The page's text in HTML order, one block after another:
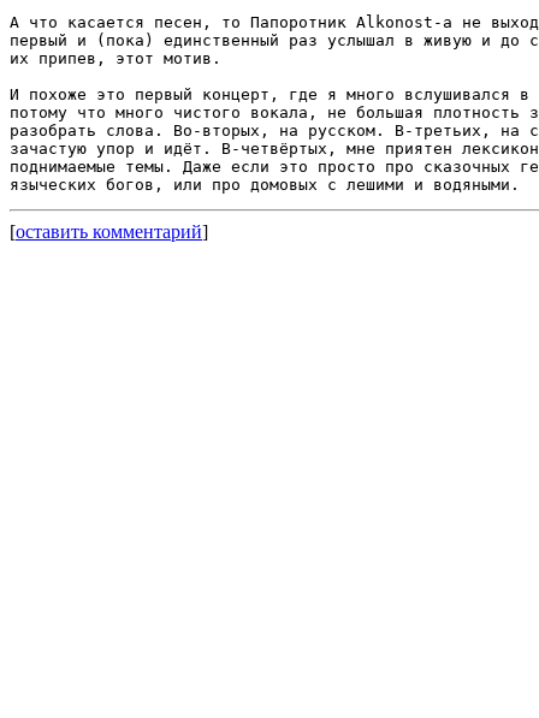
А что касается песен, то Папоротник Alkonost-а не
первый и (пока) единственный раз услышал в живую и до
их припев, этот мотив.
И похоже это первый концерт, где я много вслушивался
потому что много чистого вокала, не большая плотность
разобрать слова. Во-вторых, на русском. В-третьих, на
зачастую упор и идёт. В-четвёртых, мне приятен
поднимаемые темы. Даже если это просто про сказочных
[оставить комментарий]